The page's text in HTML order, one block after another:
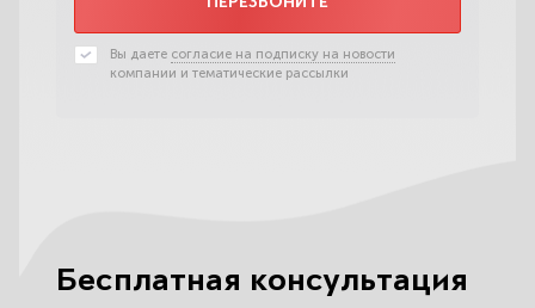
Вы даете согласие на подписку на новости
компании и тематические рассылки
Бесплатная консультация